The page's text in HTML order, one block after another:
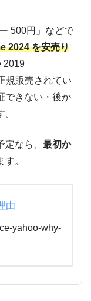
500円」などで
2024 を安売り
2019
規販売されてい
できない・後か
なら、 最初か
。
由
yahoo-why-